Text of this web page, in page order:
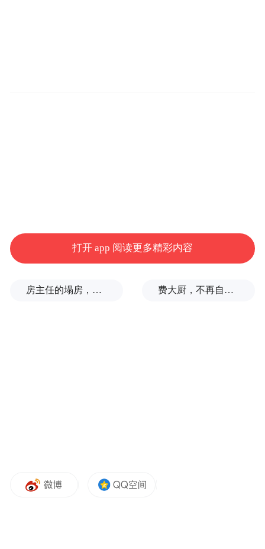
Notice: The content above (including the videos,
pictures and audios if any) is uploaded and posted
by the user of Dafeng Hao, which is a social media
space services.”
打开 app 阅读更多精彩内容
房主任的塌房，一场“人设露馅” 费大厨，不再自称大王